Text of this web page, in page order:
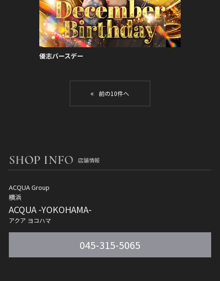
優志バースデー
«
SHOP INFO 店舗情報
ACQUA Group
横浜
ACQUA -YOKOHAMA-
アクア ヨコハマ
045-315-5065